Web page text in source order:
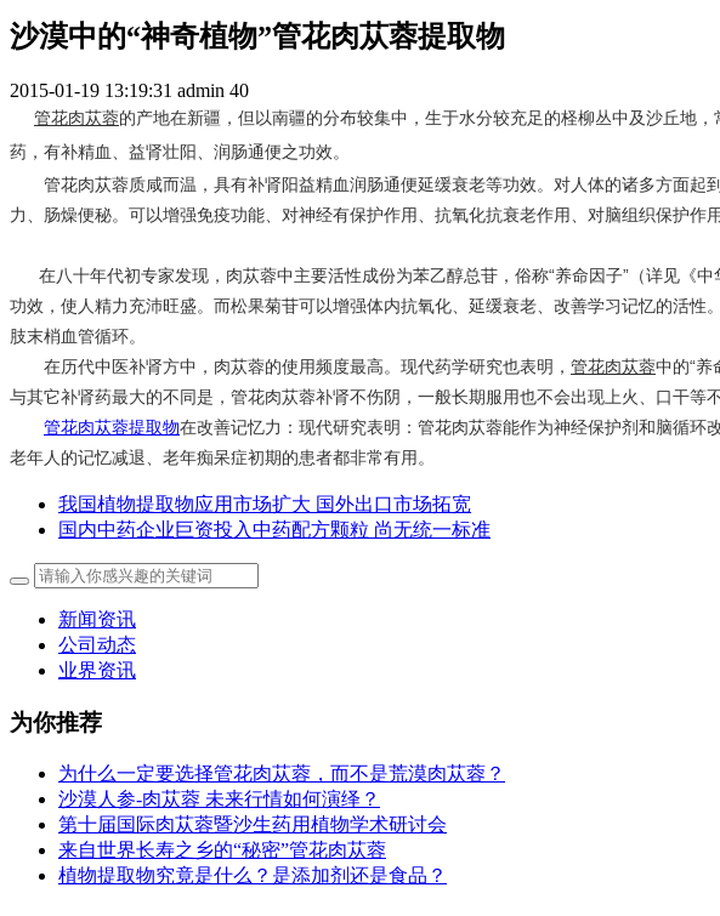
沙漠中的“神奇植物”管花肉苁蓉提取物
2015-01-19 13:19:31 admin 40
管花肉苁蓉的产地在新疆，但以南疆的分布较集中，生于水分较充足的柽柳丛中及沙丘地
药，有补精血、益肾壮阳、润肠通便之功效。
管花肉苁蓉质咸而温，具有补肾阳益精血润肠通便延缓衰老等功效。对人体的诸多方面
力、肠燥便秘。可以增强免疫功能、对神经有保护作用、抗氧化抗衰老作用、对脑组织保护作
在八十年代初专家发现，肉苁蓉中主要活性成份为苯乙醇总苷，俗称“养命因子”（详见《
功效，使人精力充沛旺盛。而松果菊苷可以增强体内抗氧化、延缓衰老、改善学习记忆的活
肢末梢血管循环。
在历代中医补肾方中，肉苁蓉的使用频度最高。现代药学研究也表明， 管花肉苁蓉中的“养
与其它补肾药最大的不同是，管花肉苁蓉补肾不伤阴，一般长期服用也不会出现上火、口干等不
管花肉苁蓉提取物在改善记忆力：现代研究表明：管花肉苁蓉能作为神经保护剂和脑循
老年人的记忆减退、老年痴呆症初期的患者都非常有用。
我国植物提取物应用市场扩大 国外出口市场拓宽
国内中药企业巨资投入中药配方颗粒 尚无统一标准
新闻资讯
公司动态
业界资讯
为你推荐
为什么一定要选择管花肉苁蓉，而不是荒漠肉苁蓉？
沙漠人参-肉苁蓉 未来行情如何演绎？
第十届国际肉苁蓉暨沙生药用植物学术研讨会
来自世界长寿之乡的“秘密”管花肉苁蓉
植物提取物究竟是什么？是添加剂还是食品？